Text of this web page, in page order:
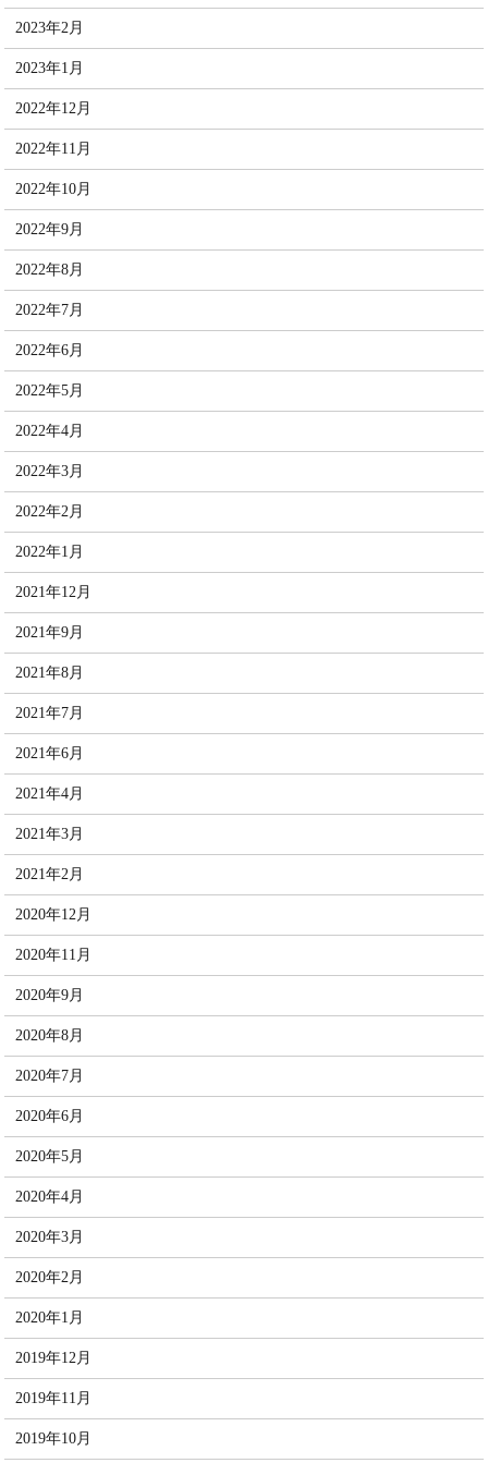
2023年2月
2023年1月
2022年12月
2022年11月
2022年10月
2022年9月
2022年8月
2022年7月
2022年6月
2022年5月
2022年4月
2022年3月
2022年2月
2022年1月
2021年12月
2021年9月
2021年8月
2021年7月
2021年6月
2021年4月
2021年3月
2021年2月
2020年12月
2020年11月
2020年9月
2020年8月
2020年7月
2020年6月
2020年5月
2020年4月
2020年3月
2020年2月
2020年1月
2019年12月
2019年11月
2019年10月